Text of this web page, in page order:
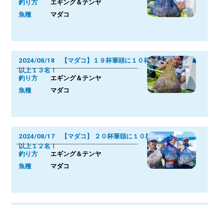
釣り方 エギング＆テンヤ
魚種 マダコ
2024/08/18 【マダコ】１９杯筆頭に１０杯
以上１３名！
釣り方 エギング＆テンヤ
魚種 マダコ
2024/08/17 【マダコ】 ２０杯筆頭に１０杯
以上１２名！
釣り方 エギング＆テンヤ
魚種 マダコ